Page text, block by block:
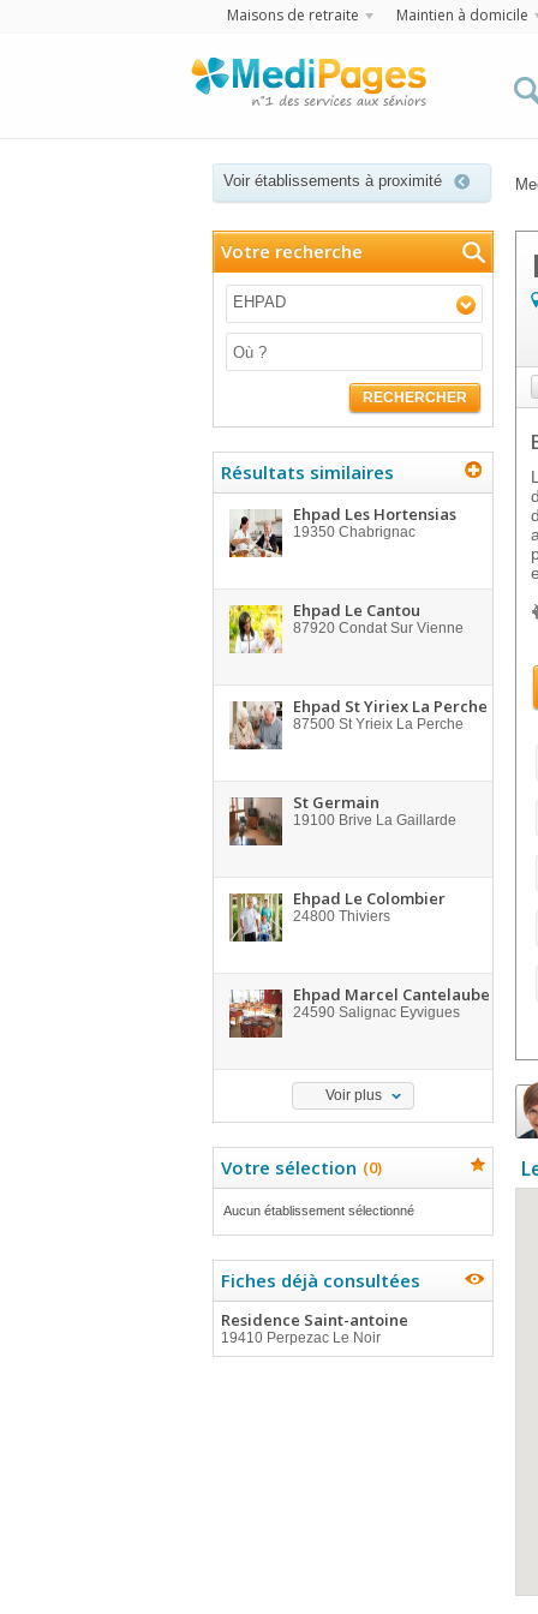
Maisons de retraite Maintien à domicile
Voir établissements à proximité
Votre recherche
EHPAD
RECHERCHER
Résultats similaires
Ehpad Les Hortensias
19350 Chabrignac
Ehpad Le Cantou
87920 Condat Sur Vienne
Ehpad St Yiriex La Perche
87500 St Yrieix La Perche
St Germain
19100 Brive La Gaillarde
Ehpad Le Colombier
24800 Thiviers
Ehpad Marcel Cantelaube
24590 Salignac Eyvigues
Voir plus
Votre sélection (0)
Aucun établissement sélectionné
Fiches déjà consultées
Residence Saint-antoine
19410 Perpezac Le Noir